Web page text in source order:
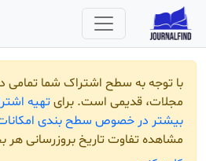
به سطح اشتراک شما تمامی داده های
قدیمی است. برای تهیه اشتراک و
خصوص سطح بندی امکانات سایت
تاریخ بروزرسانی هر بخش در دو